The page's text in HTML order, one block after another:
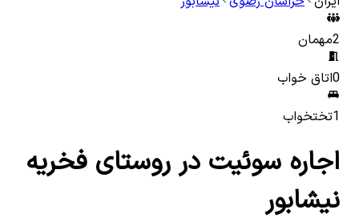
2مهمان
0اتاق خواب
1تختخواب
اجاره سوئیت در روستای فخریه
نیشابور